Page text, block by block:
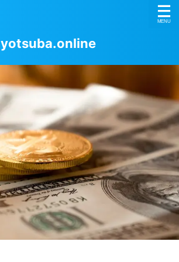
yotsuba.online